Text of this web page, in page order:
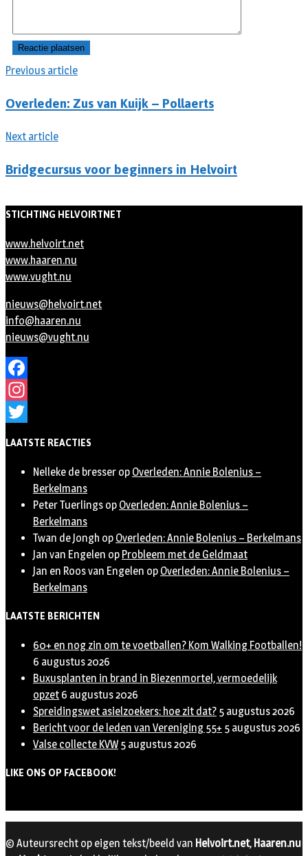
Previous article
Overleden: Zus van Kuijk – Pollaerts
Next article
Bridgecursus voor beginners in Helvoirt
STICHTING HELVOIRTNET
www.helvoirt.net
www.haaren.nu
www.vught.nu
nieuws@helvoirt.net
info@haaren.nu
nieuws@vught.nu
Facebook
Instagram
LAATSTE REACTIES
Nelleke de bresser op Overleden: Annie Bolenius –
Berkelmans
Peter Tuerlings op Overleden: Annie Bolenius –
Berkelmans
Twan de Jongh op Overleden: Annie Bolenius – Berkelmans
Jan van Engelen op Probleem met de Geldmaat
Jan en Roos van Engelen op Overleden: Annie Bolenius –
Berkelmans
LAATSTE BERICHTEN
60+ en nog zin om te voetballen? Kom Walking Footballen!
6 augustus 2026
Buxusplanten in brand in Biezenmortel, vermoedelijk
opzet 6 augustus 2026
Spreidingswet asielzoekers: hoe zit dat? 5 augustus 2026
Bericht voor de leden van Vereniging 55+ 5 augustus 2026
Valse collecte KVW 5 augustus 2026
LIKE ONS OP FACEBOOK!
© Auteursrecht op eigen tekst/beeld van Helvoirt.net, Haaren.nu